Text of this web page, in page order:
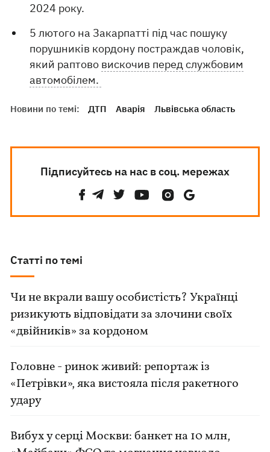
2024 року.
5 лютого на Закарпатті під час пошуку
порушників кордону постраждав чоловік,
який раптово вискочив перед службовим
автомобілем.
Новини по темі: ДТП Аварія Львівська область
Підписуйтесь на нас в соц. мережах
Статті по темі
Чи не вкрали вашу особистість? Українці
ризикують відповідати за злочини своїх
«двійників» за кордоном
Головне - ринок живий: репортаж із
«Петрівки», яка вистояла після ракетного
удару
Вибух у серці Москви: банкет на 10 млн,